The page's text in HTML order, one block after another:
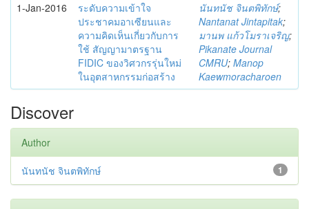
1-Jan-2016
ระดับความเข้าใจ
ประชาคมอาเซียนและ
ความคิดเห็นเกี่ยวกับการ
ใช้ สัญญามาตรฐาน
FIDIC ของวิศวกรรุ่นใหม่
ในอุตสาหกรรมก่อสร้าง
นันทนัช จินตพิทักษ์;
Nantanat Jintapitak;
มานพ แก้วโมราเจริญ;
Pikanate Journal
CMRU; Manop
Kaewmoracharoen
Discover
Author
1
นันทนัช จินตพิทักษ์